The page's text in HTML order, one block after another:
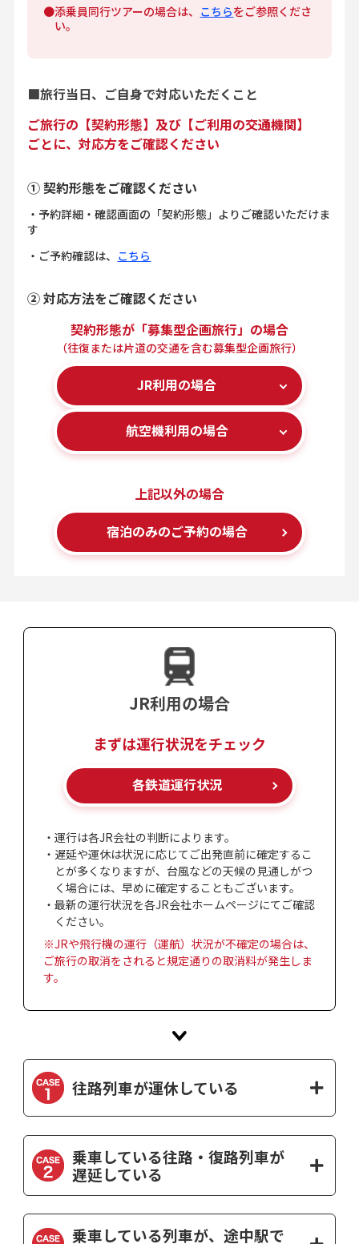
●添乗員同行ツアーの場合は、 こちらをご参照くださ
い。
■旅行当日、ご自身で対応いただくこと
ご旅行の【契約形態】及び【ご利用の交通機関】
ごとに、対応方をご確認ください
① 契約形態をご確認ください
・予約詳細・確認画面の「契約形態」よりご確認いただけま
す
・ご予約確認は、 こちら
② 対応方法をご確認ください
契約形態が「募集型企画旅行」 の場合
（往復または片道の交通を含む募集型企画旅行）
JR利用の場合
航空機利用の場合
上記以外の場合
宿泊のみのご予約の場合
JR利用の場合
まずは運行状況をチェック
各鉄道運行状況
・運行は各JR会社の判断によります。
・遅延や運休は状況に応じてご出発直前に確定するこ
とが多くなりますが、台風などの天候の見通しがつ
く場合には、早めに確定することもございます。
・最新の運行状況を各JR会社ホームページにてご確認
ください。
※JRや飛行機の運行（運航）状況が不確定の場合は、
ご旅行の取消をされると規定通りの取消料が発生しま
す。
往路列車が運休している
乗車している往路・復路列車が
遅延している
乗車している列車が、途中駅で